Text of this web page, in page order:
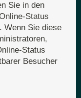
Sie in den
Status
Wenn Sie diese
Status
Besucher